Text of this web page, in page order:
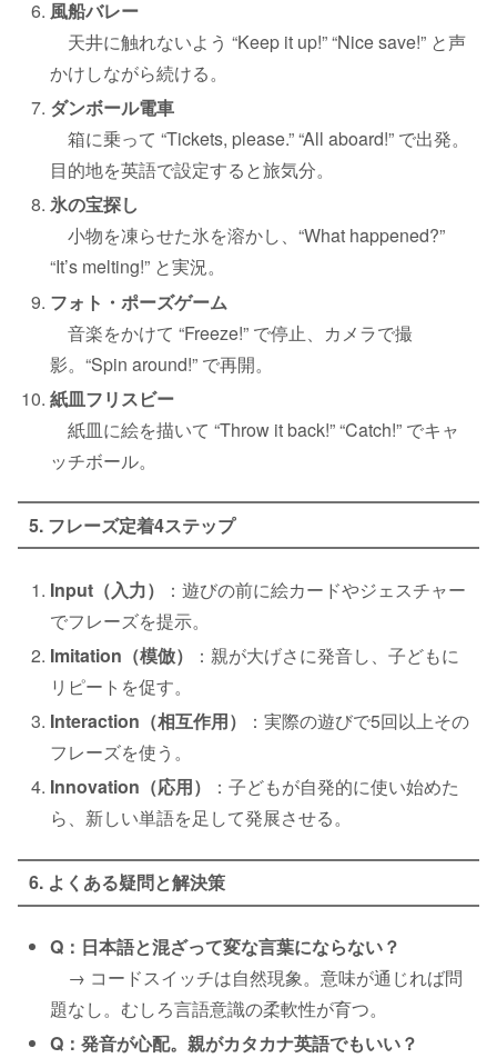
風船バレー
天井に触れないよう “Keep it up!” “Nice save!” と声
かけしながら続ける。
ダンボール電車
箱に乗って “Tickets, please.” “All aboard!” で出発。
目的地を英語で設定すると旅気分。
氷の宝探し
小物を凍らせた氷を溶かし、“What happened?”
“It’s melting!” と実況。
フォト・ポーズゲーム
音楽をかけて “Freeze!” で停止、カメラで撮
影。“Spin around!” で再開。
紙皿フリスビー
紙皿に絵を描いて “Throw it back!” “Catch!” でキャ
ッチボール。
5. フレーズ定着4ステップ
Input（入力）
：遊びの前に絵カードやジェスチャー
でフレーズを提示。
Imitation（模倣）
：親が大げさに発音し、子どもに
リピートを促す。
Interaction（相互作用）
：実際の遊びで5回以上その
フレーズを使う。
Innovation（応用）
：子どもが自発的に使い始めた
ら、新しい単語を足して発展させる。
6. よくある疑問と解決策
Q：日本語と混ざって変な言葉にならない？
→ コードスイッチは自然現象。意味が通じれば問
題なし。むしろ言語意識の柔軟性が育つ。
Q：発音が心配。親がカタカナ英語でもいい？